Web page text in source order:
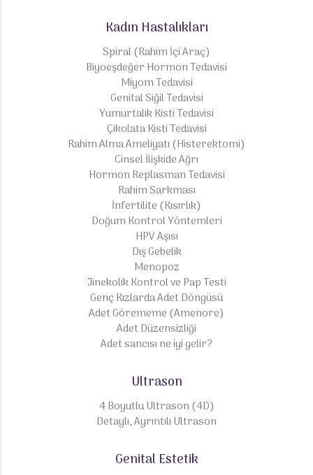
Kadın Hastalıkları
Spiral (Rahim İçi Araç)
Biyoeşdeğer Hormon Tedavisi
Miyom Tedavisi
Genital Siğil Tedavisi
Yumurtalık Kisti Tedavisi
Çikolata Kisti Tedavisi
Rahim Alma Ameliyatı (Histerektomi)
Cinsel İlişkide Ağrı
Hormon Replasman Tedavisi
Rahim Sarkması
İnfertilite (Kısırlık)
Doğum Kontrol Yöntemleri
HPV Aşısı
Dış Gebelik
Menopoz
Jinekolik Kontrol ve Pap Testi
Genç Kızlarda Adet Döngüsü
Adet Görememe (Amenore)
Adet Düzensizliği
Adet sancısı ne iyi gelir?
Ultrason
4 Boyutlu Ultrason (4D)
Detaylı, Ayrıntılı Ultrason
Genital Estetik